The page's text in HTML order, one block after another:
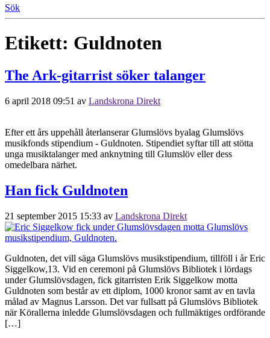
Sök
Etikett: Guldnoten
The Ark-gitarrist söker talanger
6 april 2018 09:51 av Landskrona Direkt
Efter ett års uppehåll återlanserar Glumslövs byalag Glumslövs
musikfonds stipendium - Guldnoten. Stipendiet syftar till att stötta
unga musiktalanger med anknytning till Glumslöv eller dess
omedelbara närhet.
Han fick Guldnoten
21 september 2015 15:33 av Landskrona Direkt
Guldnoten, det vill säga Glumslövs musikstipendium, tillföll i år Eric
Siggelkow,13. Vid en ceremoni på Glumslövs Bibliotek i lördags
under Glumslövsdagen, fick gitarristen Erik Siggelkow motta
Guldnoten som består av ett diplom, 1000 kronor samt av en tavla
målad av Magnus Larsson. Det var fullsatt på Glumslövs Bibliotek
när Körallerna inledde Glumslövsdagen och fullmäktiges ordförande
[…]